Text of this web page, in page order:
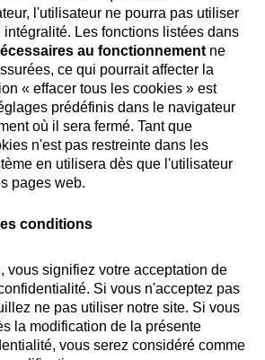
l'utilisateur ne pourra pas utiliser
intégralité. Les fonctions listées dans
au fonctionnement ne
ce qui pourrait affecter la
« effacer tous les cookies » est
prédéfinis dans le navigateur
où il sera fermé. Tant que
n'est pas restreinte dans les
en utilisera dès que l'utilisateur
pages web.
conditions
vous signifiez votre acceptation de
Si vous n'acceptez pas
ne pas utiliser notre site. Si vous
la modification de la présente
vous serez considéré comme